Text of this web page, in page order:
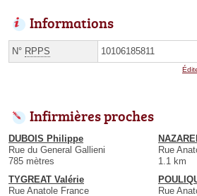
Informations
N° RPPS 10106185811
Infirmières proches
DUBOIS Philippe
Rue du General Gallieni
785 mètres
Rue
1.1 km
TYGREAT Valérie
Rue Anatole France
Rue